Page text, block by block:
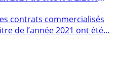
(Vivaccio,
2021 de 0.65% à 2.20%
de l’année 2021 ont été